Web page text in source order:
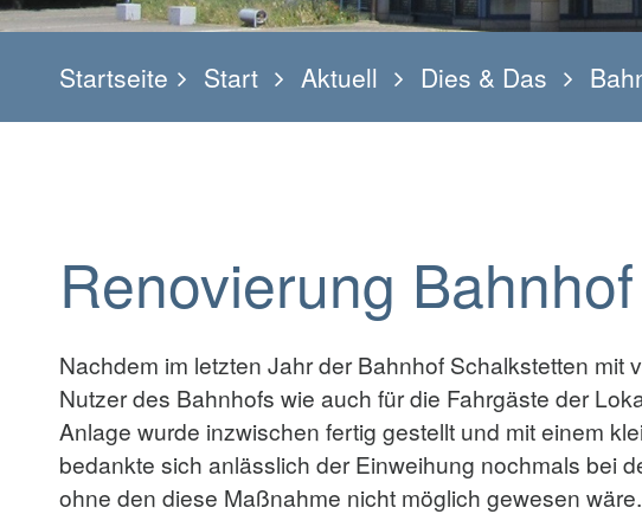
Startseite Start Aktuell Dies & Das
Renovierung
Nachdem im letzten Jahr der Bahnhof Schalkstetten
Nutzer des Bahnhofs wie auch für die Fahrgäste der
Anlage wurde inzwischen fertig gestellt und mit einem
bedankte sich anlässlich der Einweihung nochmals bei
ohne den diese Maßnahme nicht möglich gewesen wäre.